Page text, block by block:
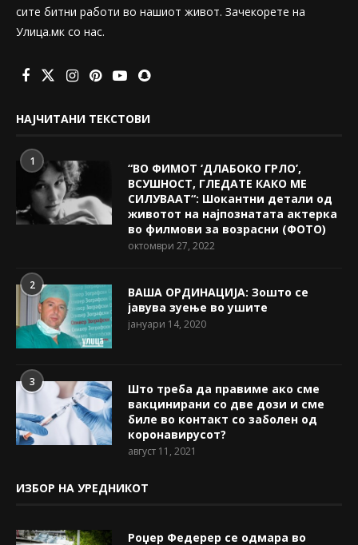
сите битни работи во нашиот живот. Зачекорете на
Улица.мк со нас.
НАЈЧИТАНИ ТЕКСТОВИ
1
“ВО ФИМОТ ‘ДЛАБОКО ГРЛО’,
ВСУШНОСТ, ГЛЕДАТЕ КАКО МЕ
СИЛУВААТ“: Шокантни детали од
животот на најпознатата актерка
во филмови за возрасни (ФОТО)
октомври 27, 2022
2
ВАША ОРДИНАЦИЈА: Зошто се
јавува зуење во ушите
јануари 14, 2020
3
Што треба да правиме ако сме
вакцинирани со две дози и сме
биле во контакт со заболен од
коронавирусот?
август 11, 2021
ИЗБОР НА УРЕДНИКОТ
Роџер Федерер се одмара во